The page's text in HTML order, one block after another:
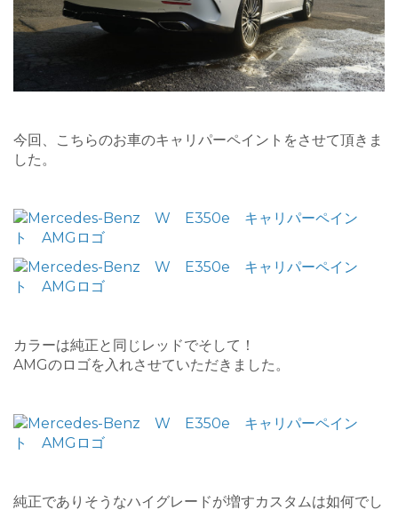
今回、こちらのお車のキャリパーペイントをさせて頂きま
した。
カラーは純正と同じレッドでそして！
AMGのロゴを入れさせていただきました。
純正でありそうなハイグレードが増すカスタムは如何でし